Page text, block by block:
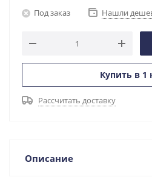
Под заказ Нашли
Купить в 1
Рассчитать доставку
Описание